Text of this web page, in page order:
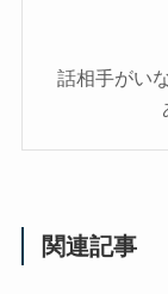
話相手がい
関連記事